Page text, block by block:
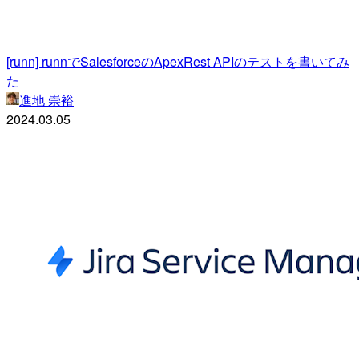
[runn] runnでSalesforceのApexRest APIのテストを書いてみ
た
進地 崇裕
2024.03.05